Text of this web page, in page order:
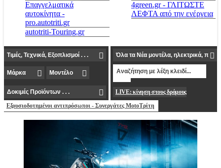
Επαγγελματικά
αυτοκίνητα -
pro.autotriti.gr
autotriti-Touring.gr
4green.gr - ΓΛΙΤΩΣΤΕ
ΛΕΦΤΑ από την ενέργεια
LIVE: κίνηση στους δρόμους
Εξουσιοδοτημένοι αντιπρόσωποι - Συνεργάτες MotoΤρίτη